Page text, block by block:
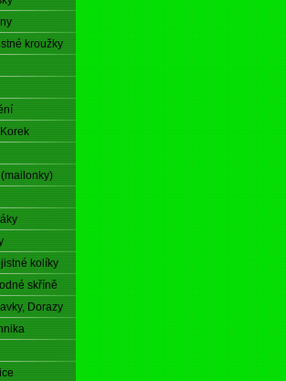
kroužky
kolíky
skříně
Dorazy